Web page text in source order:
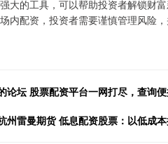
大的工具，可以帮助投资者解锁财
内配资，投资者需要谨慎管理风险
论坛 股票配资平台一网打尽，查询
州雷曼期货 低息配资股票：以低成